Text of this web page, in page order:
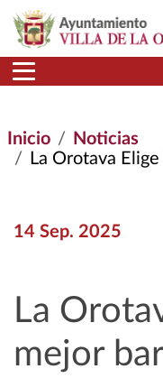
Pasar al contenido principal
Inicio
Noticias
La Orotava Elige El Mejor
14 Sep. 2025
La
mejor